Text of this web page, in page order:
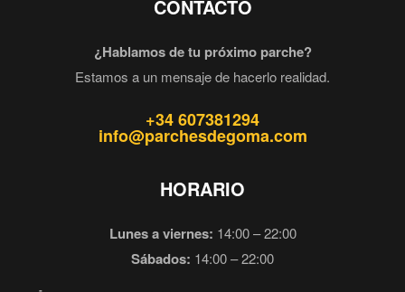
CONTACTO
¿Hablamos de tu próximo parche?
Estamos a un mensaje de hacerlo realidad.
+34 607381294
info@parchesdegoma.com
HORARIO
Lunes a viernes: 14:00 – 22:00
Sábados: 14:00 – 22:00